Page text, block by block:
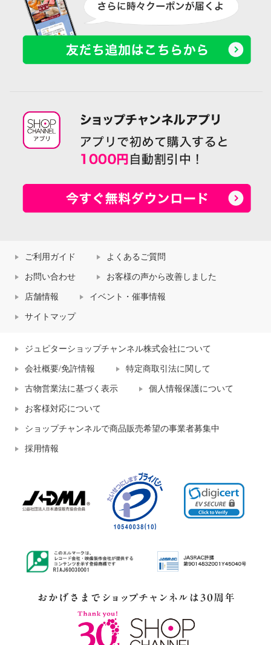
ご利用ガイド よくあるご質問
お問い合わせ お客様の声から改善しました
店舗情報 イベント・催事情報
サイトマップ
ジュピターショップチャンネル株式会社について
会社概要/免許情報 特定商取引法に関して
古物営業法に基づく表示 個人情報保護について
お客様対応について
ショップチャンネルで商品販売希望の事業者募集中
採用情報